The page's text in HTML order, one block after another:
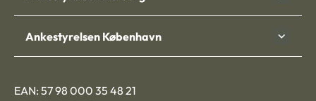
Ankestyrelsen København
EAN: 57 98 000 35 48 21